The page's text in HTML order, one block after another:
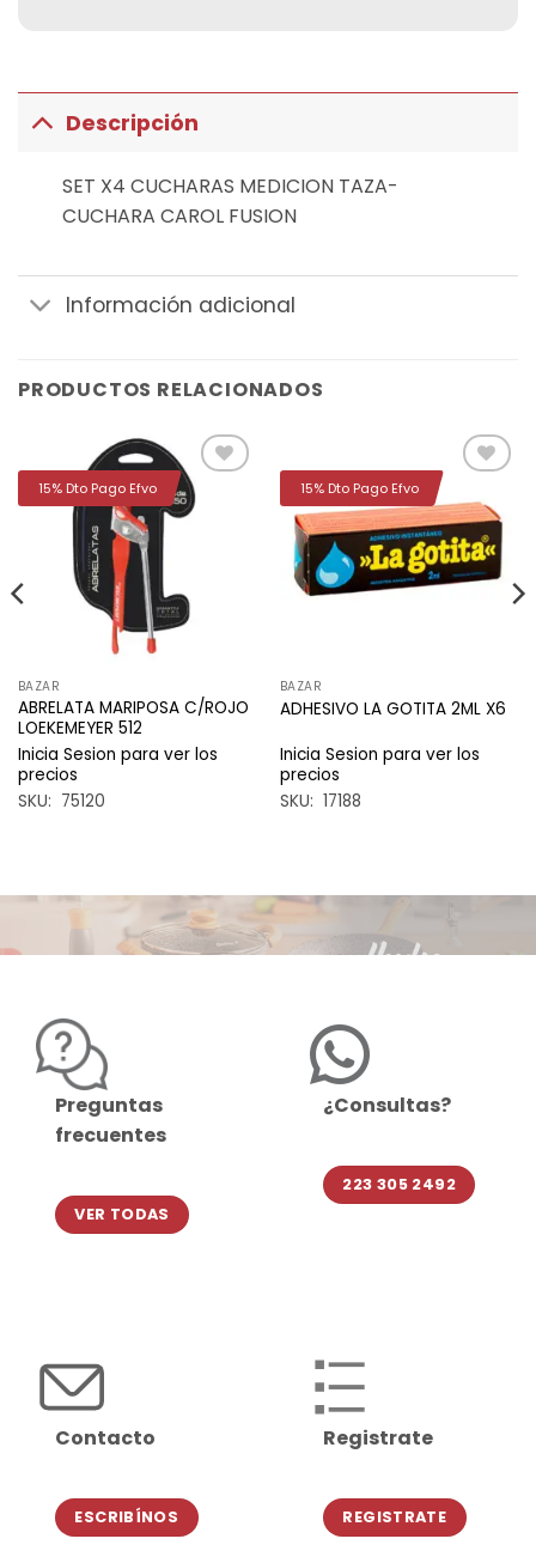
Descripción
SET X4 CUCHARAS MEDICION TAZA-
CUCHARA CAROL FUSION
Información adicional
PRODUCTOS RELACIONADOS
BAZAR
ABRELATA MARIPOSA C/ROJO
LOEKEMEYER 512
Inicia Sesion para ver los
precios
SKU: 75120
15% Dto Pago Efvo
a la
lista de
deseos
BAZAR
ADHESIVO LA GOTITA 2ML X6
Inicia Sesion para ver los
precios
SKU: 17188
15% Dto Pago Efvo
Preguntas
frecuentes
VER TODAS
¿Consultas?
223 305 2492
Contacto
ESCRIBÍNOS
Registrate
REGISTRATE